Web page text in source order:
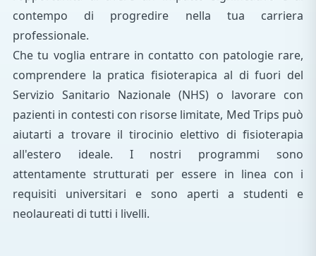
contempo di progredire nella tua carriera
professionale.
Che tu voglia entrare in contatto con patologie rare,
comprendere la pratica fisioterapica al di fuori del
Servizio Sanitario Nazionale (NHS) o lavorare con
pazienti in contesti con risorse limitate, Med Trips può
aiutarti a trovare il tirocinio elettivo di fisioterapia
all'estero ideale. I nostri programmi sono
attentamente strutturati per essere in linea con i
requisiti universitari e sono aperti a studenti e
neolaureati di tutti i livelli.